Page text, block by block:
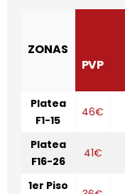
ZONAS
PVP
Platea
F1-15
46€
Platea
F16-26
41€
1er Piso